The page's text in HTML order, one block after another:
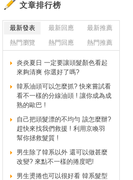
文章排行榜
最新發表 最新回應
最新推薦
熱門瀏覽
熱門回應 熱門推薦
炎炎夏日 一定要讓頭髮顏色看起
來夠清爽 你選好了嗎?
韓系油頭可以怎麼抓? 快來嘗試看
看不一樣的分線油頭 ! 讓你成為成
熟的歐巴 !
自己把頭髮漂的不均勻 該怎麼辦?
趕快來找我們救援 ! 利用京喚羽
幫你拯救髮質 !
男生除了韓系以外 還可以做甚麼
改變? 來點不一樣的捲度吧!
男生燙捲也可以很好看 韓系髮型